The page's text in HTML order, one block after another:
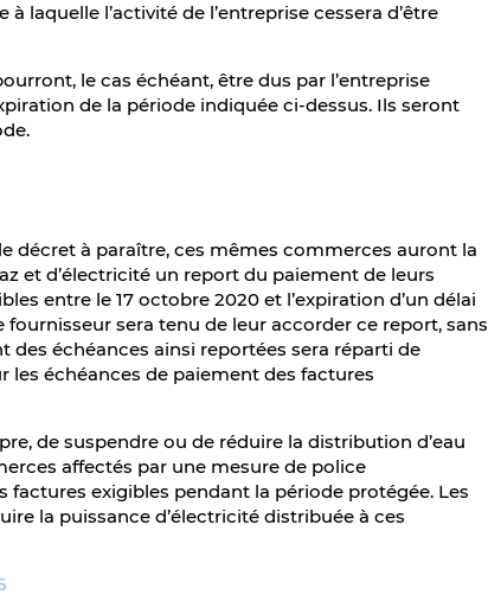
laquelle l’activité de l’entreprise cessera d’être
le cas échéant, être dus par l’entreprise
de la période indiquée ci-dessus. Ils seront
décret à paraître, ces mêmes commerces auront la
et d’électricité un report du paiement de leurs
entre le 17 octobre 2020 et l’expiration d’un délai
sera tenu de leur accorder ce report, sans
échéances ainsi reportées sera réparti de
les échéances de paiement des factures
de suspendre ou de réduire la distribution d’eau
affectés par une mesure de police
factures exigibles pendant la période protégée. Les
la puissance d’électricité distribuée à ces